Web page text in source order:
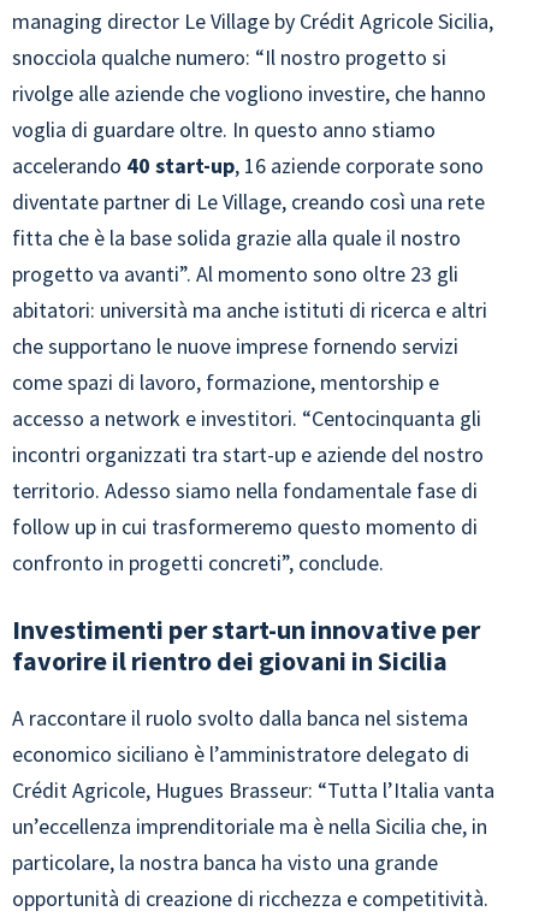
managing director Le Village by Crédit Agricole Sicilia,
snocciola qualche numero: “Il nostro progetto si
rivolge alle aziende che vogliono investire, che hanno
voglia di guardare oltre. In questo anno stiamo
accelerando 40 start-up, 16 aziende corporate sono
diventate partner di Le Village, creando così una rete
fitta che è la base solida grazie alla quale il nostro
progetto va avanti”. Al momento sono oltre 23 gli
abitatori: università ma anche istituti di ricerca e altri
che supportano le nuove imprese fornendo servizi
come spazi di lavoro, formazione, mentorship e
accesso a network e investitori. “Centocinquanta gli
incontri organizzati tra start-up e aziende del nostro
territorio. Adesso siamo nella fondamentale fase di
follow up in cui trasformeremo questo momento di
confronto in progetti concreti”, conclude.
Investimenti per start-un innovative per
favorire il rientro dei giovani in Sicilia
A raccontare il ruolo svolto dalla banca nel sistema
economico siciliano è l’amministratore delegato di
Crédit Agricole, Hugues Brasseur: “Tutta l’Italia vanta
un’eccellenza imprenditoriale ma è nella Sicilia che, in
particolare, la nostra banca ha visto una grande
opportunità di creazione di ricchezza e competitività.